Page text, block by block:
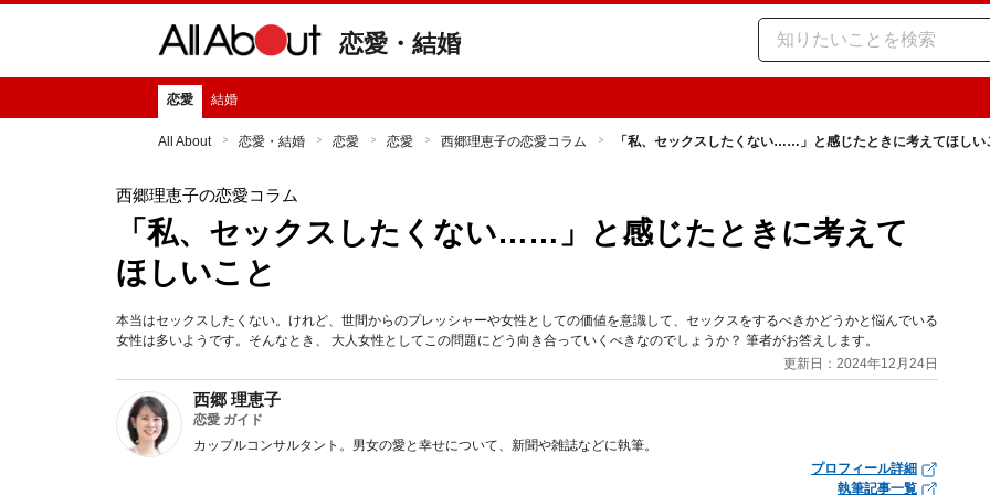
恋愛・結婚
恋愛 結婚
All About 恋愛・結婚 恋愛 恋愛 西郷理恵子の恋愛コラム 「私、セックスしたくない……」と感じたときに考えてほしい
西郷理恵子の恋愛コラム
「私、セックスしたくない……」と感じたときに考えて
ほしいこと
本当はセックスしたくない。けれど、世間からのプレッシャーや女性としての価値を意識して、セックスをするべきかどうかと悩んでいる
女性は多いようです。そんなとき、 大人女性としてこの問題にどう向き合っていくべきなのでしょうか？ 筆者がお答えします。
更新日：2024年12月24日
西郷 理恵子
恋愛 ガイド
カップルコンサルタント。男女の愛と幸せについて、新聞や雑誌などに執筆。
プロフィール詳細
執筆記事一覧